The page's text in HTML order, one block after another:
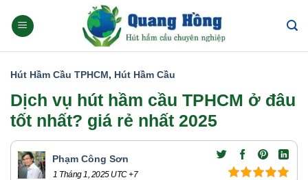
Hút Hầm Cầu TPHCM, Hút Hầm Cầu
Dịch vụ hút hầm cầu TPHCM ở đâu
tốt nhất? giá rẻ nhất 2025
Phạm Công Sơn
1 Tháng 1, 2025UTC +7